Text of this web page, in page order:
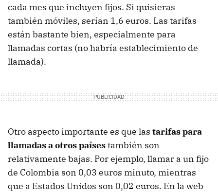
cada mes que incluyen fijos. Si quisieras
también móviles, serían 1,6 euros. Las tarifas
están bastante bien, especialmente para
llamadas cortas (no habría establecimiento de
llamada).
Otro aspecto importante es que las tarifas para
llamadas a otros paísestambién son
relativamente bajas. Por ejemplo, llamar a un fijo
de Colombia son 0,03 euros minuto, mientras
que a Estados Unidos son 0,02 euros. En la web